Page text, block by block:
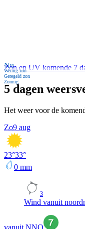
Nu
Weinig zon
Geregeld zon
Zonnig
Zon en UV komende 7
5 dagen
Het weer voor de
Zo9 aug
23°33°
0 mm
3
Wind vanuit